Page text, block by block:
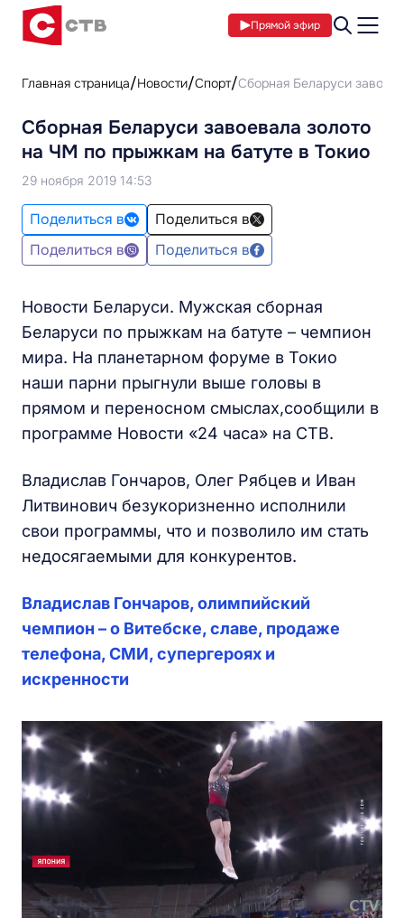
Прямой эфир
Главная страница Новости Спорт Сборная Беларуси
Сборная Беларуси завоевала золото
на ЧМ по прыжкам на батуте в Токио
29 ноября 2019 14:53
Поделиться в
Поделиться в
Поделиться в
Поделиться в
Новости Беларуси. Мужская сборная
Беларуси по прыжкам на батуте – чемпион
мира. На планетарном форуме в Токио
наши парни прыгнули выше головы в
прямом и переносном смыслах,сообщили в
программе Новости «24 часа» на СТВ.
Владислав Гончаров, Олег Рябцев и Иван
Литвинович безукоризненно исполнили
свои программы, что и позволило им стать
недосягаемыми для конкурентов.
Владислав Гончаров, олимпийский
чемпион – о Витебске, славе, продаже
телефона, СМИ, супергероях и
искренности